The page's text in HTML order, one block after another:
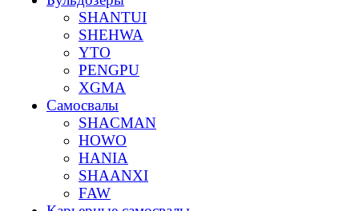
SHANTUI
SHEHWA
YTO
PENGPU
XGMA
Самосвалы
SHACMAN
HOWO
HANIA
SHAANXI
FAW